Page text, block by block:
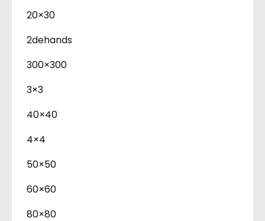
20×30
2dehands
300×300
3×3
40×40
4×4
50×50
60×60
80×80